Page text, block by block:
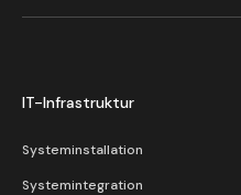
IT-Infrastruktur
Systeminstallation
Systemintegration